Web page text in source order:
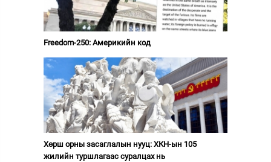
Freedom-250: Америкийн код
Хөрш орны засаглалын нууц: ХКН-ын 105
жилийн туршлагаас суралцах нь